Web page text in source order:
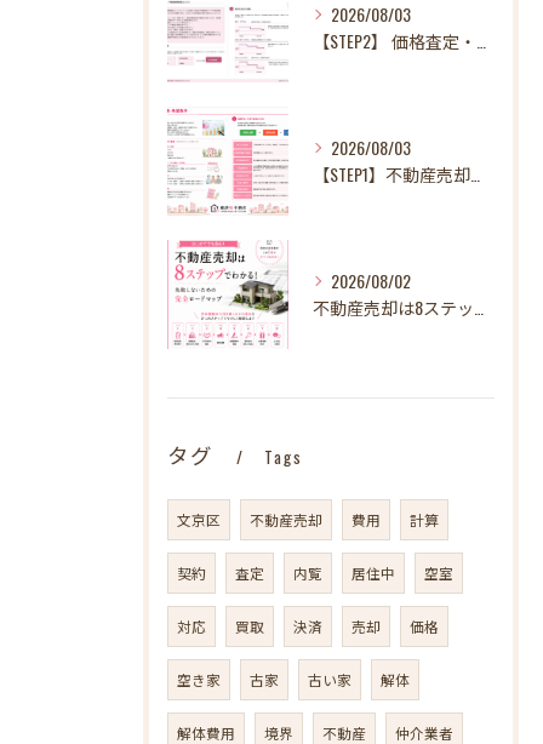
2026/08/03
2026/08/03
2026/08/02
タグ Tags
文京区 不動産売却 費用 計算
契約 査定 内覧 居住中 空室
対応 買取 決済 売却 価格
空き家 古家 古い家 解体
解体費用 境界 不動産 仲介業者